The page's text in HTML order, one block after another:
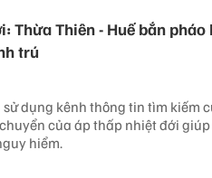
Thừa Thiên - Huế bắn pháo
trú
sử dụng kênh thông tin tìm kiếm
của áp thấp nhiệt đới
hiểm.